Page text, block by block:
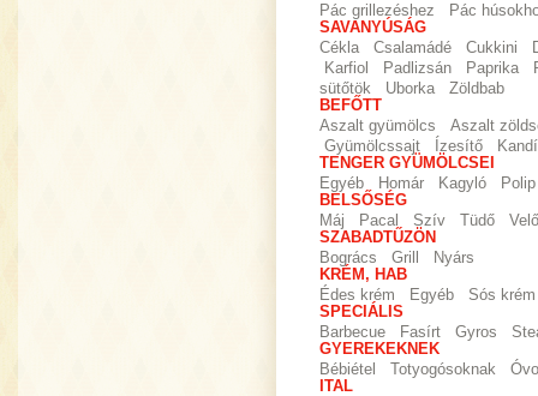
Pác grillezéshez
Pác
SAVANYÚSÁG
Cékla
Csalamádé Cukkini
Karfiol
Padlizsán Paprika
sütőtök
Uborka
Zöldbab
BEFŐTT
Aszalt gyümölcs
Aszalt
Gyümölcssajt
Ízesítő
TENGER GYÜMÖLCSEI
Egyéb
Homár Kagyló
Polip
BELSŐSÉG
Máj
Pacal Szív Tüdő
Velő
SZABADTŰZÖN
Bogrács
Grill
Nyárs
KRÉM, HAB
Édes krém
Egyéb
Sós krém
SPECIÁLIS
Barbecue
Fasírt Gyros
GYEREKEKNEK
Bébiétel
Totyogósoknak
ITAL